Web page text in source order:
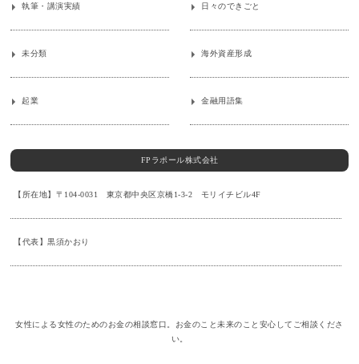
執筆・講演実績 日々のできごと
未分類 海外資産形成
起業 金融用語集
FPラポール株式会社
【所在地】〒104-0031 東京都中央区京橋1-3-2 モリイチビル4F
【代表】黒須かおり
女性による女性のためのお金の相談窓口。お金のこと未来のこと安心してご相談くださ
い。